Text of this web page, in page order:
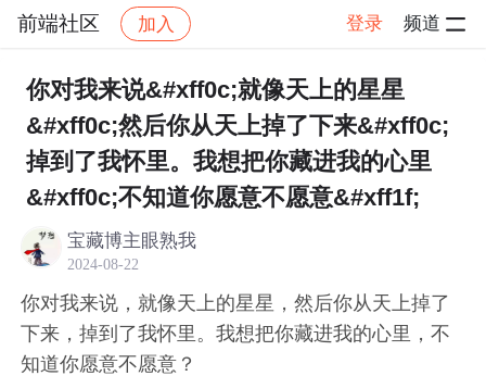
前端社区 加入 登录 频道
社区 前端社区 感慨 帖子详情
你对我来说&#xff0c;就像天上的星星
&#xff0c;然后你从天上掉了下来&#xff0c;
掉到了我怀里。我想把你藏进我的心里
&#xff0c;不知道你愿意不愿意&#xff1f;
宝藏博主眼熟我
2024-08-22
你对我来说，就像天上的星星，然后你从天上掉了
下来，掉到了我怀里。我想把你藏进我的心里，不
知道你愿意不愿意？